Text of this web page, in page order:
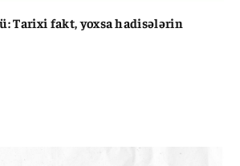
Tarixi fakt, yoxsa hadisələrin